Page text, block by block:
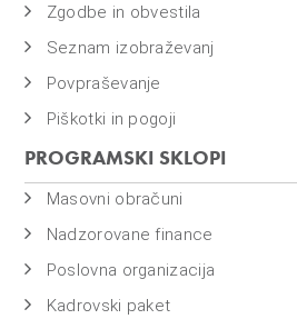
Zgodbe in obvestila
Seznam izobraževanj
Povpraševanje
Piškotki in pogoji
PROGRAMSKI SKLOPI
Masovni obračuni
Nadzorovane finance
Poslovna organizacija
Kadrovski paket